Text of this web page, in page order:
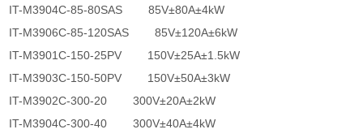
IT-M3904C-85-80SAS 85V±80A±4kW
IT-M3906C-85-120SAS 85V±120A±6kW
IT-M3901C-150-25PV 150V±25A±1.5kW
IT-M3903C-150-50PV 150V±50A±3kW
IT-M3902C-300-20 300V±20A±2kW
IT-M3904C-300-40 300V±40A±4kW